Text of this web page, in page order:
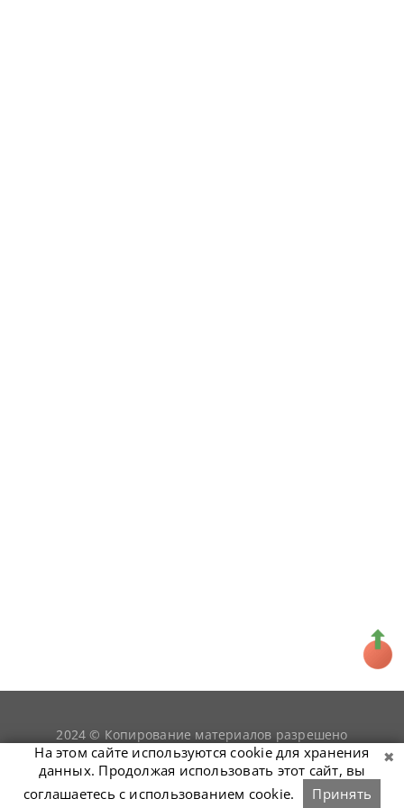
2024 © Копирование материалов разрешено
только при условии гиперссылки наsnookerist.ru
На этом сайте используются cookie для хранения
данных. Продолжая использовать этот сайт, вы
соглашаетесь с использованием cookie.
Принять